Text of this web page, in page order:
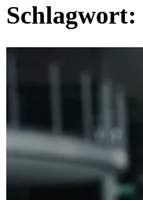
Schlagwort: